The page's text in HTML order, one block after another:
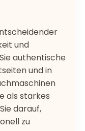
und
authentische
und in
als starkes
darauf,
zu